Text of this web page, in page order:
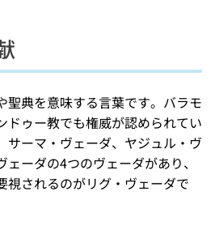
聖典を意味する言葉です。バラモ
ドゥー教でも権威が認められてい
サーマ・ヴェーダ、ヤジュル・ヴ
ーダの4つのヴェーダがあり、
視されるのがリグ・ヴェーダで